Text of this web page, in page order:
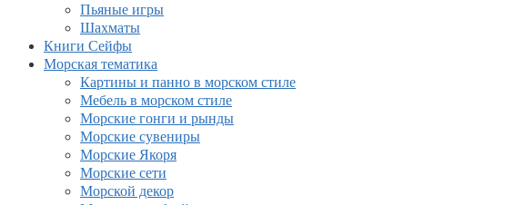
Пьяные игры
Шахматы
Книги Сейфы
Морская тематика
Картины и панно в морском стиле
Мебель в морском стиле
Морские гонги и рынды
Морские сувениры
Морские Якоря
Морские сети
Морской декор